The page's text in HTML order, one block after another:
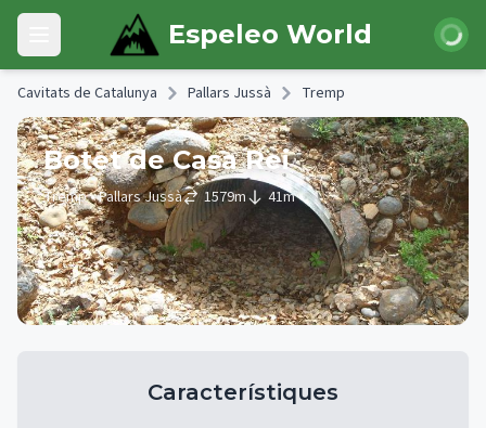
Skip to main content
Open main menu Espeleo World Iniciar
Cavitats de Catalunya Pallars Jussà Tremp
Botet de Casa Rei
Tremp• Pallars Jussà 1579m 41m
Característiques